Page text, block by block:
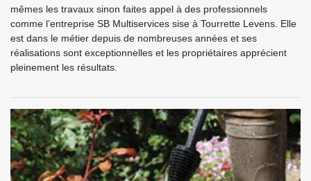
mêmes les travaux sinon faites appel à des professionnels
comme l’entreprise SB Multiservices sise à Tourrette Levens. Elle
est dans le métier depuis de nombreuses années et ses
réalisations sont exceptionnelles et les propriétaires apprécient
pleinement les résultats.